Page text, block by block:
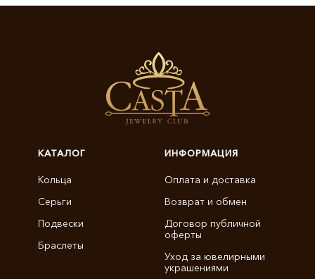
КАТАЛОГ
Кольца
Серьги
Подвески
Браслеты
ИНФОРМАЦИЯ
Оплата и доставка
Возврат и обмен
Договор публичной
оферты
Уход за ювелирными
украшениями